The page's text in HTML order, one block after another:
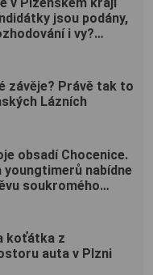
jsou podány,
i vy?
závěje? Právě tak to
Lázních
obsadí Chocenice.
youngtimerů nabídne
soukromého
koťátka z
auta v Plzni